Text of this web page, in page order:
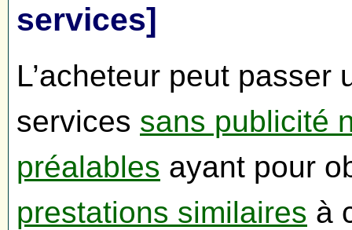
services]
L’acheteur peut passer
services sans publicité
préalables ayant pour
prestations similaires à